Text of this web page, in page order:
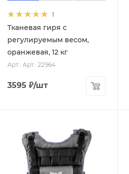
1
Тканевая гиря с
регулируемым весом,
оранжевая, 12 кг
Арт.: Арт.: 22964
3595 ₽/шт